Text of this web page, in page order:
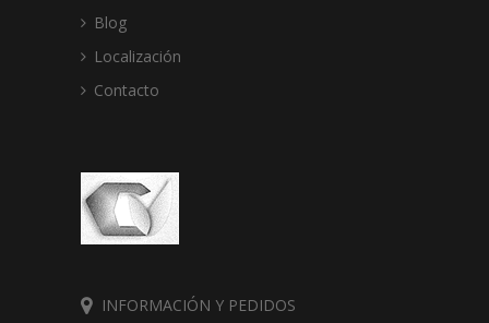
Blog
Localización
Contacto
INFORMACIÓN Y PEDIDOS